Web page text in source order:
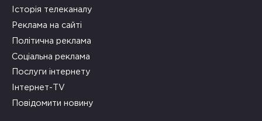
Історія телеканалу
Реклама на сайті
Політична реклама
Соціальна реклама
Послуги інтернету
Інтернет-TV
Повідомити новину